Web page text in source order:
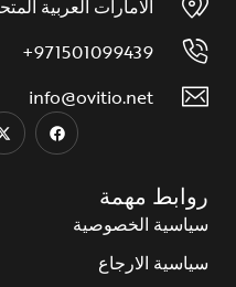
الامارات العربية
971501099439+
info@ovitio.net
روابط مهمة
سياسية الخصوصية
سياسية الارجاع